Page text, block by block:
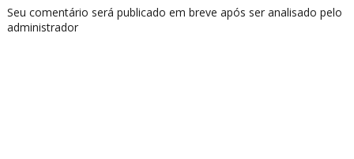
Seu comentário será publicado em breve após ser analisado pelo
administrador